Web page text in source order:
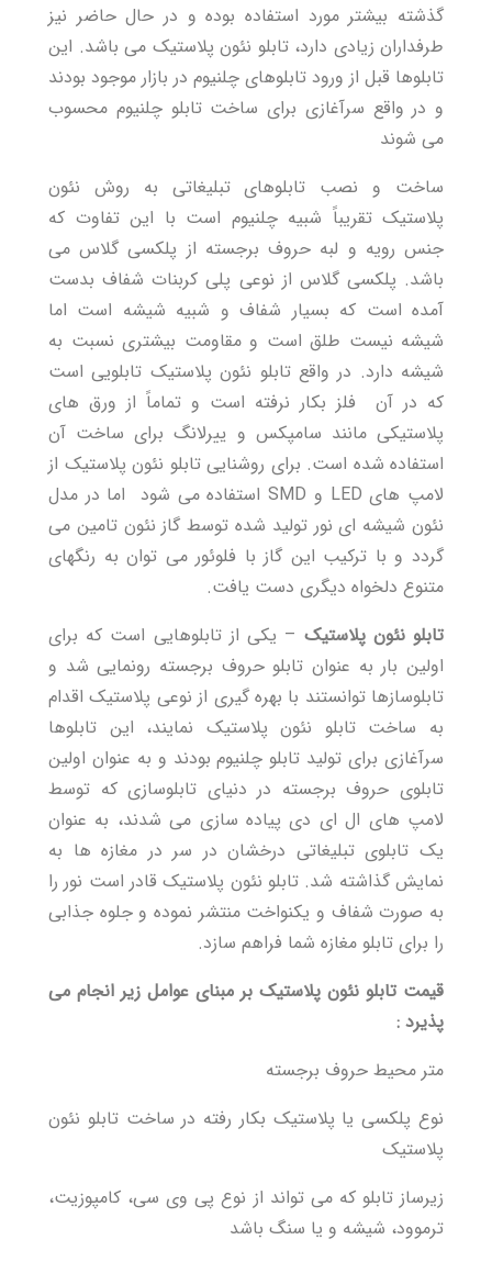
گذشته بیشتر مورد استفاده بوده و در حال حاضر نیز
طرفداران زیادی دارد، تابلو نئون پلاستیک می باشد. این
تابلوها قبل از ورود تابلوهای چلنیوم در بازار موجود بودند
و در واقع سرآغازی برای ساخت تابلو چلنیوم محسوب
می شوند
ساخت و نصب تابلوهای تبلیغاتی به روش نئون
پلاستیک تقریباً شبیه چلنیوم است با این تفاوت که
جنس رویه و لبه حروف برجسته از پلکسی گلاس می
باشد. پلکسی گلاس از نوعی پلی کربنات شفاف بدست
آمده است که بسیار شفاف و شبیه شیشه است اما
شیشه نیست طلق است و مقاومت بیشتری نسبت به
شیشه دارد. در واقع تابلو نئون پلاستیک تابلویی است
که در آن فلز بکار نرفته است و تماماً از ورق های
پلاستیکی مانند سامپکس و ییرلانگ برای ساخت آن
استفاده شده است. برای روشنایی تابلو نئون پلاستیک از
لامپ های LED و SMD استفاده می شود اما در مدل
نئون شیشه ای نور تولید شده توسط گاز نئون تامین می
گردد و با ترکیب این گاز با فلوئور می توان به رنگهای
متنوع دلخواه دیگری دست یافت.
تابلو نئون پلاستیک – یکی از تابلوهایی است که برای
اولین بار به عنوان تابلو حروف برجسته رونمایی شد و
تابلوسازها توانستند با بهره گیری از نوعی پلاستیک اقدام
به ساخت تابلو نئون پلاستیک نمایند، این تابلوها
سرآغازی برای تولید تابلو چلنیوم بودند و به عنوان اولین
تابلوی حروف برجسته در دنیای تابلوسازی که توسط
لامپ های ال ای دی پیاده سازی می شدند، به عنوان
یک تابلوی تبلیغاتی درخشان در سر در مغازه ها به
نمایش گذاشته شد. تابلو نئون پلاستیک قادر است نور را
به صورت شفاف و یکنواخت منتشر نموده و جلوه جذابی
را برای تابلو مغازه شما فراهم سازد.
قیمت تابلو نئون پلاستیک بر مبنای عوامل زیر انجام می
پذیرد :
متر محیط حروف برجسته
نوع پلکسی یا پلاستیک بکار رفته در ساخت تابلو نئون
پلاستیک
زیرساز تابلو که می تواند از نوع پی وی سی، کامپوزیت،
ترموود، شیشه و یا سنگ باشد